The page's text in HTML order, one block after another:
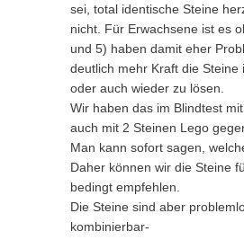
sei, total identische Steine
nicht. Für Erwachsene ist es
und 5) haben damit eher
deutlich mehr Kraft die Steine
oder auch wieder zu lösen.
Wir haben das im Blindtest
auch mit 2 Steinen Lego
Man kann sofort sagen,
Daher können wir die Steine
bedingt empfehlen.
Die Steine sind aber
kombinierbar-